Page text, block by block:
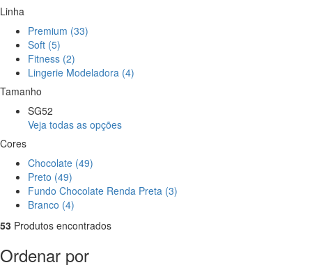
Linha
Premium (33)
Soft (5)
Fitness (2)
Lingerie Modeladora (4)
Tamanho
SG52
Veja todas as opções
Cores
Chocolate (49)
Preto (49)
Fundo Chocolate Renda Preta (3)
Branco (4)
53 Produtos encontrados
Ordenar por